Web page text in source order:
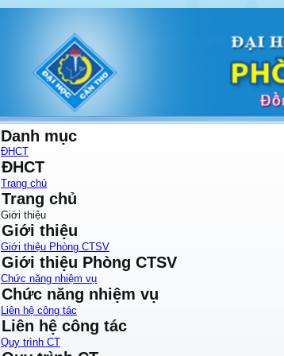
Danh mục
ĐHCT
ĐHCT
Trang chủ
Trang chủ
Giới thiệu
Giới thiệu
Giới thiệu Phòng CTSV
Giới thiệu Phòng CTSV
Chức năng nhiệm vụ
Chức năng nhiệm vụ
Liên hệ công tác
Liên hệ công tác
Quy trình CT